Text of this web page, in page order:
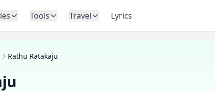
Tools Travel Lyrics
Rathu Ratakaju